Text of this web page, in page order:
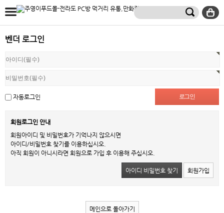
벤더 로그인
자동로그인
회원로그인 안내
회원아이디 및 비밀번호가 기억나지 않으시면
아이디/비밀번호 찾기를 이용하십시오.
아직 회원이 아니시라면 회원으로 가입 후 이용해 주십시오.
아이디 비밀번호 찾기 회원가입
메인으로 돌아가기